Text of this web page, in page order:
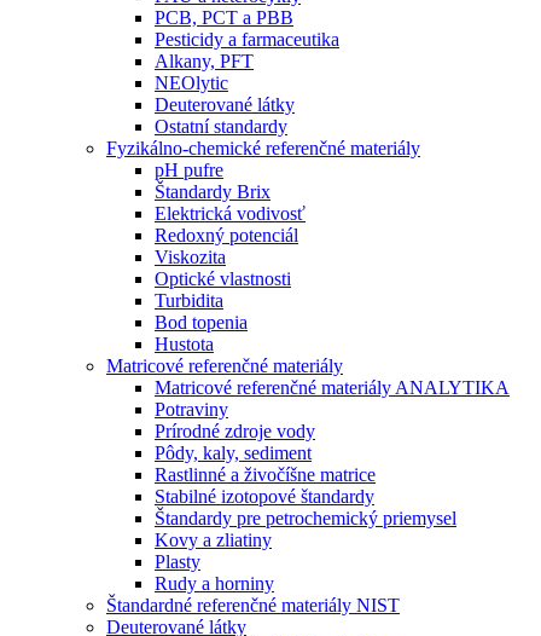
PCB, PCT a PBB
Pesticidy a farmaceutika
Alkany, PFT
NEOlytic
Deuterované látky
Ostatní standardy
Fyzikálno-chemické referenčné materiály
pH pufre
Štandardy Brix
Elektrická vodivosť
Redoxný potenciál
Viskozita
Optické vlastnosti
Turbidita
Bod topenia
Hustota
Matricové referenčné materiály
Matricové referenčné materiály ANALYTIKA
Potraviny
Prírodné zdroje vody
Pôdy, kaly, sediment
Rastlinné a živočíšne matrice
Stabilné izotopové štandardy
Štandardy pre petrochemický priemysel
Kovy a zliatiny
Plasty
Rudy a horniny
Štandardné referenčné materiály NIST
Deuterované látky